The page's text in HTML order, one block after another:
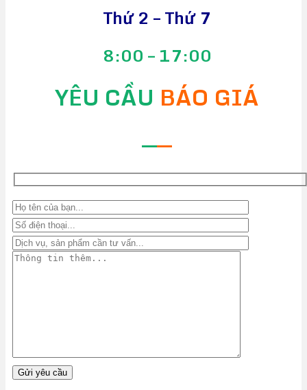
Thứ 2 – Thứ 7
8:00 – 17:00
YÊU CẦU BÁO GIÁ
——